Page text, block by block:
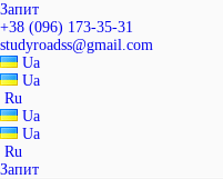
Запит
+38 (096) 173-35-31
studyroadss@gmail.com
Ua
Ua
Ru
Ua
Ua
Ru
Запит